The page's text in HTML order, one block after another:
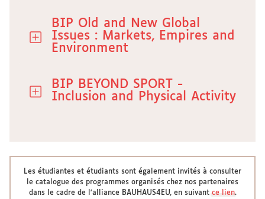
BIP Old and New Global
Issues : Markets, Empires and
Environment
BIP BEYOND SPORT -
Inclusion and Physical Activity
Les étudiantes et étudiants sont également invités à consulter
le catalogue des programmes organisés chez nos partenaires
dans le cadre de l'alliance BAUHAUS4EU, en suivant ce lien.